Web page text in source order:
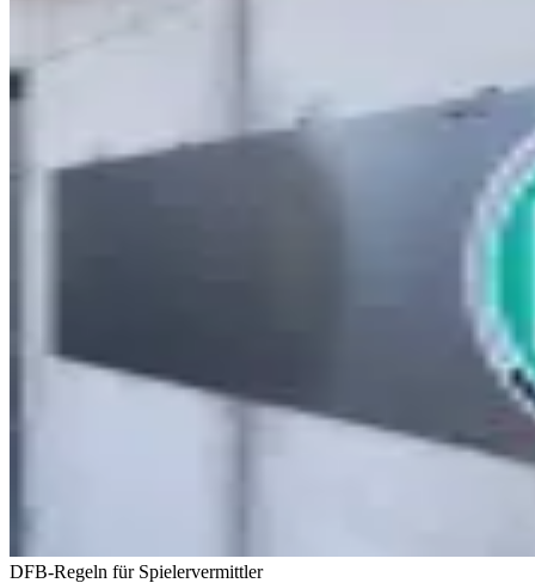
DFB-Regeln für Spielervermittler